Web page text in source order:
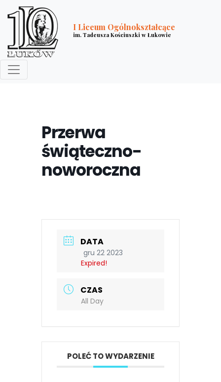
I Liceum Ogólnokształcące
im. Tadeusza Kościuszki w Łukowie
Przerwa
świąteczno-
noworoczna
DATA
gru 22 2023
Expired!
CZAS
All Day
POLEĆ TO WYDARZENIE